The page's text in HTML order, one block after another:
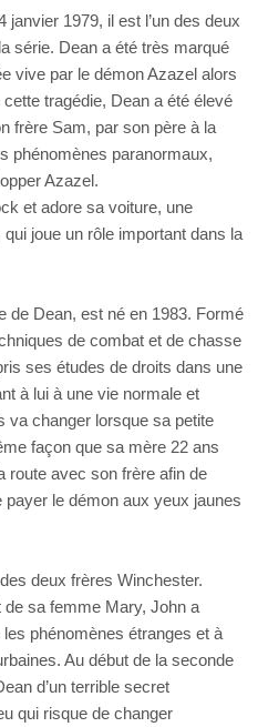
1979, il est l’un des deux
série. Dean a été très marqué
vive par le démon Azazel alors
cette tragédie, Dean a été élevé
frère Sam, par son père à la
phénomènes paranormaux,
Azazel.
et adore sa voiture, une
joue un rôle important dans la
de Dean, est né en 1983. Formé
de combat et de chasse
ses études de droits dans une
à lui à une vie normale et
va changer lorsque sa petite
façon que sa mère 22 ans
route avec son frère afin de
le démon aux yeux jaunes
deux frères Winchester.
sa femme Mary, John a
phénomènes étranges et à
Au début de la seconde
d’un terrible secret
qui risque de changer